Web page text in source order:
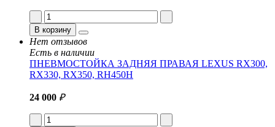
В корзину
Нет отзывов
Есть в наличии
ПНЕВМОСТОЙКА ЗАДНЯЯ ПРАВАЯ LEXUS RX300,
RX330, RX350, RH450H
24 000 ₽